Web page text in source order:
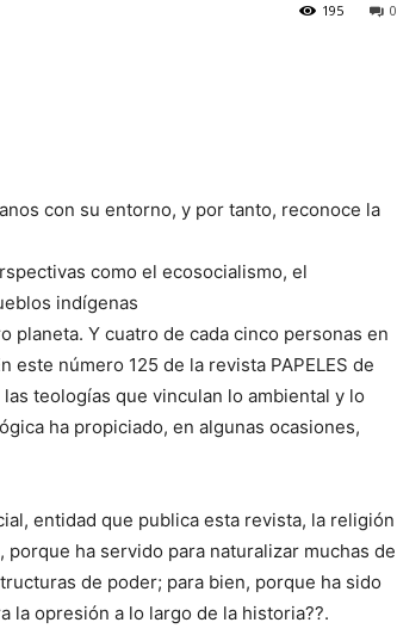
0
195
con su entorno, y por tanto, reconoce la
como el ecosocialismo, el
indígenas
planeta. Y cuatro de cada cinco personas en
número 125 de la revista PAPELES de
teologías que vinculan lo ambiental y lo
ha propiciado, en algunas ocasiones,
entidad que publica esta revista, la religión
ha servido para naturalizar muchas de
de poder; para bien, porque ha sido
la opresión a lo largo de la historia??.